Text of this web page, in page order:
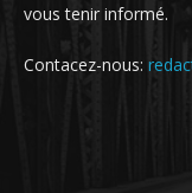
vous tenir informé.
Contacez-nous: